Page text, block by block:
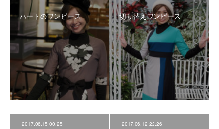
ハートのワンピース 切り替えワンピース
2017.06.15 00:25 2017.06.12 22:26